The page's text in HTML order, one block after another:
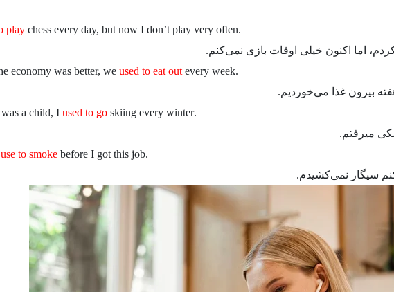
.I
play chess every day, but now I don’t play very often
اما اکنون خیلی اوقات بازی نمی‌کنم.
.When the economy was better, we
used to eat out every week
بیرون غذا می‌خوردیم.
.When I was a child, I
used to go skiing every winter
میرفتم.
.I
to smoke before I got this job
سیگار نمی‌کشیدم.